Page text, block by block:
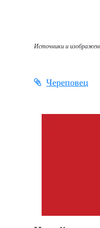
Источники и
Череповец